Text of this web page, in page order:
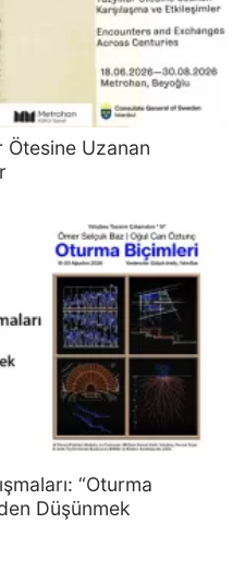
Ötesine Uzanan
“Oturma
Düşünmek